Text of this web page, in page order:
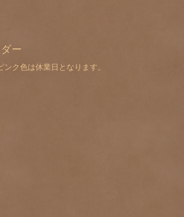
ー
ク色は休業日となります。